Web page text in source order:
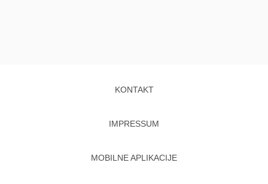
KONTAKT
IMPRESSUM
MOBILNE APLIKACIJE